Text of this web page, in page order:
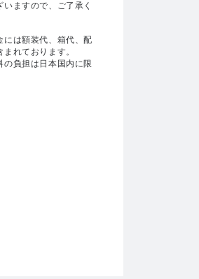
いますので、ご了承く
には額装代、箱代、配
まれております。
負担は日本国内に限